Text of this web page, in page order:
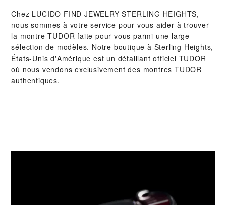
Chez ‭LUCIDO FIND JEWELRY STERLING HEIGHTS‬,
nous sommes à votre service pour vous aider à trouver
la montre TUDOR faite pour vous parmi une large
sélection de modèles. Notre boutique à Sterling Heights,
États-Unis d'Amérique est un détaillant officiel TUDOR
où nous vendons exclusivement des montres TUDOR
authentiques.